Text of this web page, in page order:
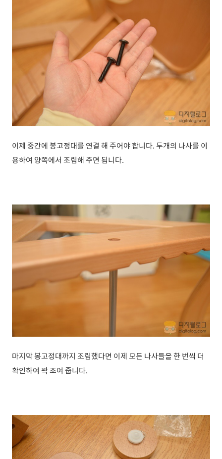
이제 중간에 봉고정대를 연결 해 주어야 합니다. 두개의 나사를 이
용하여 양쪽에서 조립해 주면 됩니다.
마지막 봉고정대까지 조립했다면 이제 모든 나사들을 한 번씩 더
확인하여 꽉 조여 줍니다.